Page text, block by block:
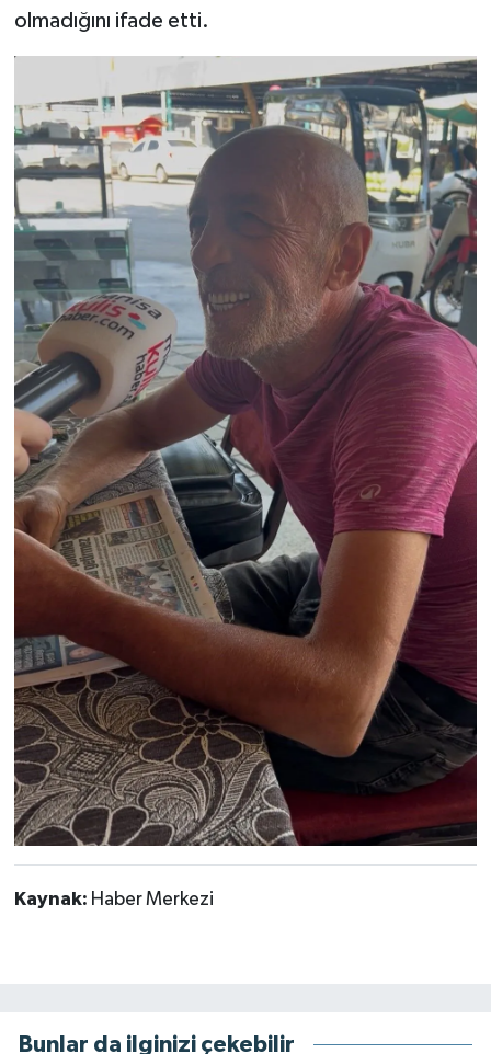
olmadığını ifade etti.
Kaynak: Haber Merkezi
Bunlar da ilginizi çekebilir